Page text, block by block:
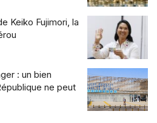
Keiko Fujimori, la
: un bien
ne peut